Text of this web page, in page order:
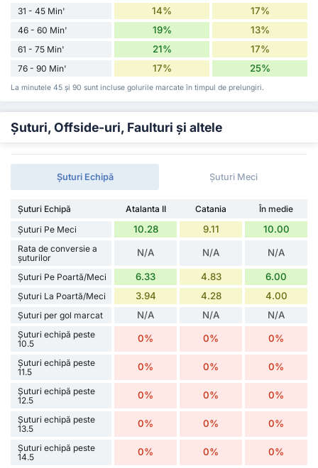
31 - 45 Min' 14% 17%
46 - 60 Min' 19% 13%
61 - 75 Min' 21% 17%
76 - 90 Min' 17% 25%
La minutele 45 și 90 sunt incluse golurile marcate în timpul de prelungiri.
Șuturi, Offside-uri, Faulturi și altele
Șuturi Echipă Șuturi Meci
Șuturi Echipă Atalanta II Catania
În medie
Șuturi Pe Meci
10.28 9.11 10.00
Rata de conversie a
șuturilor
N/A N/A N/A
Șuturi Pe Poartă/Meci 6.33 4.83 6.00
Șuturi La Poartă/Meci 3.94 4.28 4.00
Șuturi per gol marcat N/A N/A N/A
Șuturi echipă peste
10.5
0% 0% 0%
Șuturi echipă peste
11.5
0% 0% 0%
Șuturi echipă peste
12.5
0% 0% 0%
Șuturi echipă peste
13.5
0% 0% 0%
Șuturi echipă peste
14.5
0% 0% 0%